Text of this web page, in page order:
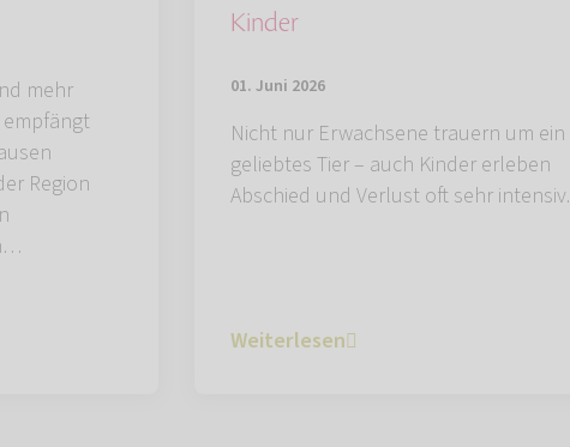
mehr
empfängt
Region
Kinder
01. Juni 2026
Nicht nur Erwachsene trauern um ein
geliebtes Tier – auch Kinder erleben
Abschied und Verlust oft sehr intensiv.
Weiterlesen